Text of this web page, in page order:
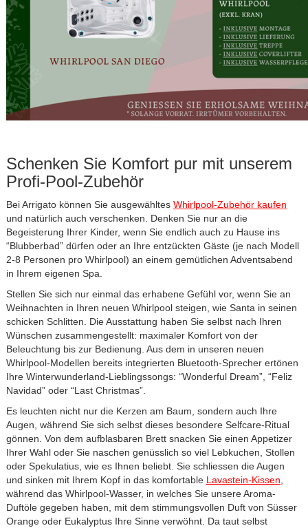
Schenken Sie Komfort pur mit unserem
Profi-Pool-Zubehör
Bei Arrigato können Sie ausgewähltes Whirlpool-Zubehör kaufen
und natürlich auch verschenken. Denken Sie nur an die
Begeisterung Ihrer Kinder, wenn Sie endlich auch zu Hause ins
“Blubberbad” dürfen oder an Ihre entzückten Gäste (je nach Modell
2-8 Personen pro Whirlpool) an einem gemütlichen Adventsabend
in Ihrem eigenen Spa.
Stellen Sie sich nur einmal das erhabene Gefühl vor, wenn Sie an
Weihnachten in Ihren neuen Whirlpool steigen, wie Santa in seinen
schicken Schlitten. Die Ausstattung haben Sie selbst nach Ihren
Wünschen zusammengestellt: maximaler Komfort von der
Beleuchtung bis zur Bedienung. Aus dem in unseren neuen
Whirlpool-Modellen bereits integrierten Bluetooth-Sprecher ertönen
Ihre Winterwunderland-Lieblingssongs: “Wonderful Dream”, “Feliz
Navidad” oder “Last Christmas”.
Es leuchten nicht nur die Kerzen am Baum, sondern auch Ihre
Augen, während Sie sich selbst dieses besondere Selfcare-Ritual
gönnen. Von dem aufblasbaren Brett snacken Sie einen Appetizer
Ihrer Wahl oder Sie naschen genüsslich so viel Lebkuchen, Stollen
oder Spekulatius, wie es Ihnen beliebt. Sie schliessen die Augen
und sinken mit Ihrem Kopf in das komfortable Lavastein-Kissen
während das Whirlpool-Wasser, in welches Sie unsere Aroma-
Duftöle gegeben haben, mit dem stimmungsvollen Duft von Süsser
Orange oder Eukalyptus Ihre Sinne verwöhnt. Da taut selbst